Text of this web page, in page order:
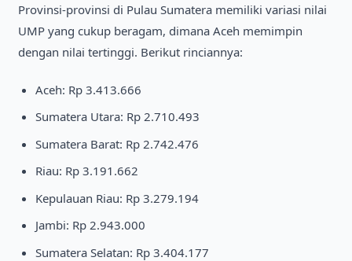
Provinsi-provinsi di Pulau Sumatera memiliki variasi nilai
UMP yang cukup beragam, dimana Aceh memimpin
dengan nilai tertinggi. Berikut rinciannya:
Aceh: Rp 3.413.666
Sumatera Utara: Rp 2.710.493
Sumatera Barat: Rp 2.742.476
Riau: Rp 3.191.662
Kepulauan Riau: Rp 3.279.194
Jambi: Rp 2.943.000
Sumatera Selatan: Rp 3.404.177